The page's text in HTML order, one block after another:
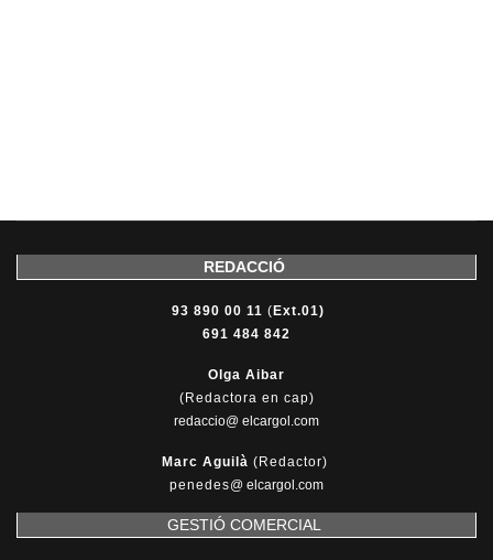
REDACCIÓ
93 890 00 11 ( Ext.01)
691 484 842
Olga Aibar
(Redactora en cap)
redaccio@ elcargol.com
Marc Aguilà (Redactor)
penedes@ elcargol.com
GESTIÓ COMERCIAL